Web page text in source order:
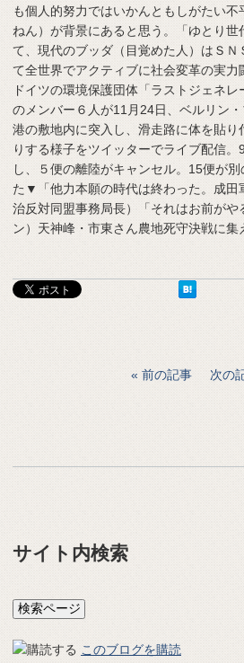
も個人的努力ではいかんともしがたい
ねん）が背景にあると思う。「ゆとり
て、現代のブッダ（目覚めた人）はＳＮ
て全世界でアクティブに社会変革の実
ドイツの環境保護団体「ラストジェネレ
のメンバー６人が11月24日、ベルリン
港の敷地内に突入し、滑走路に体を貼り
りする様子をツイッターでライブ配信
し、５便の離陸がキャンセル。15便が
た▼「他力本願の時代は終わった。成田
治反対同盟事務局長）「それはお前がや
ン）天神峰・市東さん農地死守決戦に集
前の記事 次の
サイト内検索
このブログを購読